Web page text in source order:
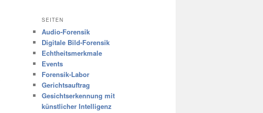
SEITEN
Audio-Forensik
Digitale Bild-Forensik
Echtheitsmerkmale
Events
Forensik-Labor
Gerichtsauftrag
Gesichtserkennung mit
künstlicher Intelligenz